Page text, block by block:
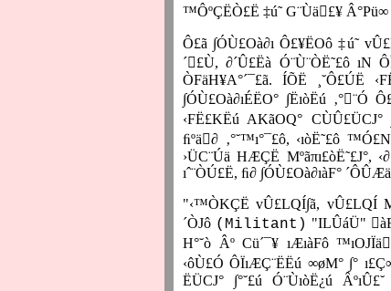
™ÔºÇËÒ£Ë ‡ú˜ G¨Ùä£¥ Â°Pü∞
Ô£ã ∫ÓÙ£Oà∂ı Ô£¥ËOô ‡ú˜
´£Ù, ∂´Û£Ëà Ó¨Ù¨ÒË˜£ô ıN
ÒFäH¥A°´¯£ã. ÍÕË ¸˘Ô£ÚË
∫ÓÙ£Oà∂ıÉËO° ∫ËıòËú ‚°¨Ó
‹FË£KËú AKãOQ° CÙÛ£ÜCJ°
ﬁºä∂ ‚°˘™ı°¯£ô, ‹ıòË˜£ô
›ÜC¨Úä HÆÇË Mºãπı£òË˜£J°,
ıˆ¨ÒÚ£Ë, ﬁ∂ ∫ÓÙ£Oà∂ıàF°
"‹™ÒKÇË vÛ£LQÍ∫ã, vÛ£LQÍ
´ÒJô (Militant) "ILÛáÜ"
H°˘ò Âº Cü´¯¥ ıÆıàFô
‹ôÙ£Ó ÔÏıÆÇ¨ËËú ∞øM° ∫°
ËÜCJ° ∫°˘£ú Ó¨ÙıòË¿ú ÂºıÛ£˘